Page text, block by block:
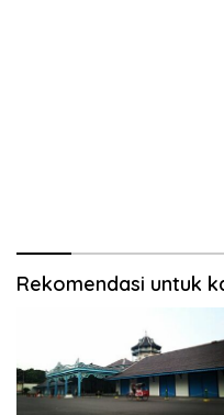
Rekomendasi untuk